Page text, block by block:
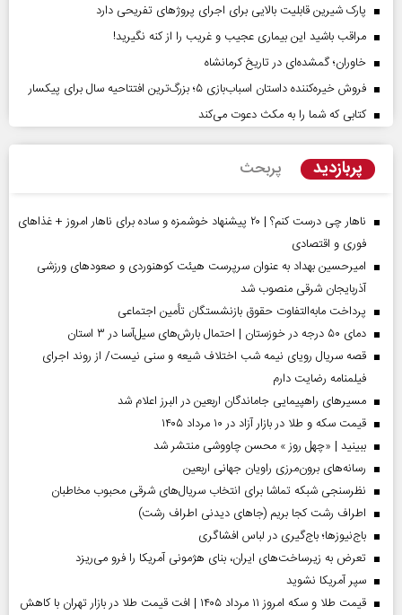
پارک شیرین قابلیت‌ بالایی برای اجرای پروژهای تفریحی دارد
مراقب باشید این بیماری عجیب و غریب را از کنه نگیرید!
خاوران؛ گمشده‌ای در تاریخ کرمانشاه
فروش خیره‌کننده داستان اسباب‌بازی ۵؛ بزرگ‌ترین افتتاحیه سال برای پیکسار
کتابی که شما را به مکث دعوت می‌کند
پربازدید پربحث
ناهار چی درست کنم؟ | ۲۰ پیشنهاد خوشمزه و ساده برای ناهار امروز + غذاهای
فوری و اقتصادی
امیرحسین بهداد به عنوان سرپرست هیئت کوهنوردی و صعودهای ورزشی
آذربایجان شرقی منصوب شد
پرداخت مابه‌التفاوت حقوق بازنشستگان تأمین اجتماعی
دمای ۵۰ درجه در خوزستان | احتمال بارش‌های سیل‌آسا در ۳ استان
قصه سریال رویای نیمه شب اختلاف شیعه و سنی نیست/ از روند اجرای
فیلمنامه رضایت دارم
مسیر‌های راهپیمایی جاماندگان اربعین در البرز اعلام شد
قیمت سکه و طلا در بازار آزاد در ۱۰ مرداد ۱۴۰۵
ببینید | «چهل روز » محسن چاووشی منتشر شد
رسانه‌های برون‌مرزی راویان جهانی اربعین
نظرسنجی شبکه تماشا برای انتخاب سریال‌های شرقی محبوب مخاطبان
اطراف رشت کجا بریم (جاهای دیدنی اطراف رشت)
باج‌نیوزها؛ باج‌گیری در لباس افشاگری
تعرض به زیرساخت‌های ایران، بنای هژمونی آمریکا را فرو می‌ریزد
سپر آمریکا نشوید
قیمت طلا و سکه امروز ۱۱ مرداد ۱۴۰۵ | افت قیمت طلا در بازار تهران با کاهش